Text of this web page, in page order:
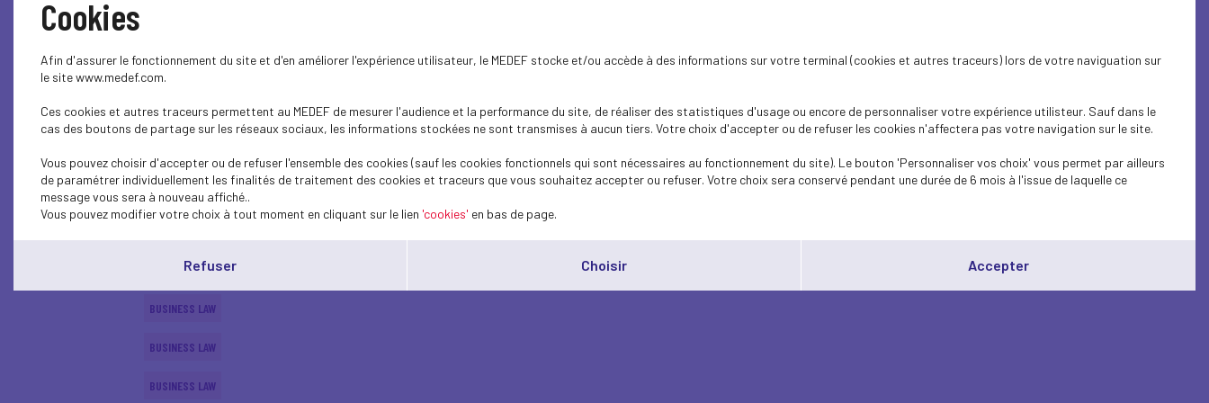
BUSINESS LAW
ECONOMY
BUSINESS LAW
SUSTAINABLE DEVELOPMENT
BUSINESS LAW
BUSINESS LAW
BUSINESS LAW
Cookies
Afin d'assurer le fonctionnement du site et d'en améliorer l'expérience utilisateur, le MEDEF stocke et/ou accède à des informations sur votre terminal (cookies et autres traceurs) lors de votre naviguation sur
le site www.medef.com.
Ces cookies et autres traceurs permettent au MEDEF de mesurer l'audience et la performance du site, de réaliser des statistiques d'usage ou encore de personnaliser votre expérience utilisteur. Sauf dans le
cas des boutons de partage sur les réseaux sociaux, les informations stockées ne sont transmises à aucun tiers. Votre choix d'accepter ou de refuser les cookies n'affectera pas votre navigation sur le site.
Vous pouvez choisir d'accepter ou de refuser l'ensemble des cookies (sauf les cookies fonctionnels qui sont nécessaires au fonctionnement du site). Le bouton 'Personnaliser vos choix' vous permet par ailleurs
de paramétrer individuellement les finalités de traitement des cookies et traceurs que vous souhaitez accepter ou refuser. Votre choix sera conservé pendant une durée de 6 mois à l'issue de laquelle ce
message vous sera à nouveau affiché..
Vous pouvez modifier votre choix à tout moment en cliquant sur le lien 'cookies' en bas de page.
Refuser Choisir Accepter